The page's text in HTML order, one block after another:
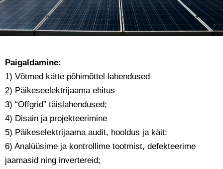
Paigaldamine:
1) Võtmed kätte põhimõttel lahendused
2) Päikeseelektrijaama ehitus
3) “Offgrid” täislahendused;
4) Disain ja projekteerimine
5) Päikeselektrijaama audit, hooldus ja käit;
6) Analüüsime ja kontrollime tootmist, defekteerime
jaamasid ning invertereid;